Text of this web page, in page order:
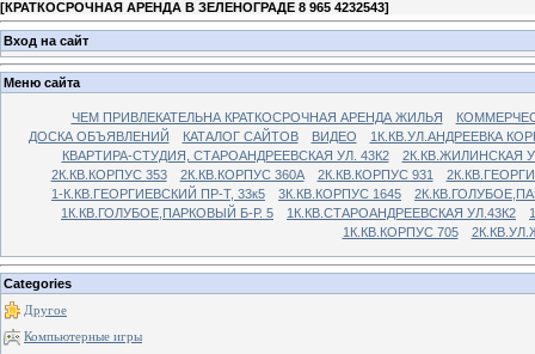
[КРАТКОСРОЧНАЯ АРЕНДА В ЗЕЛЕНОГРАДЕ 8 965 4232543]
Вход на сайт
Меню сайта
ЧЕМ ПРИВЛЕКАТЕЛЬНА КРАТКОСРОЧНАЯ АРЕНДА ЖИЛЬЯ
ДОСКА ОБЪЯВЛЕНИЙ
КАТАЛОГ САЙТОВ ВИДЕО
1К.КВ.УЛ.АНДРЕЕВКА
КВАРТИРА-СТУДИЯ, СТАРОАНДРЕЕВСКАЯ УЛ. 43К2
2К.КВ.ЖИЛИНСКАЯ
2К.КВ.КОРПУС 353
2К.КВ.КОРПУС 360А 2К.КВ.КОРПУС 931
1-К.КВ.ГЕОРГИЕВСКИЙ ПР-Т, 33к5
3К.КВ.КОРПУС 1645
1К.КВ.ГОЛУБОЕ,ПАРКОВЫЙ Б-Р. 5
1К.КВ.СТАРОАНДРЕЕВСКАЯ УЛ.43К2
1К.КВ.КОРПУС 705
Categories
Другое
Компьютерные игры